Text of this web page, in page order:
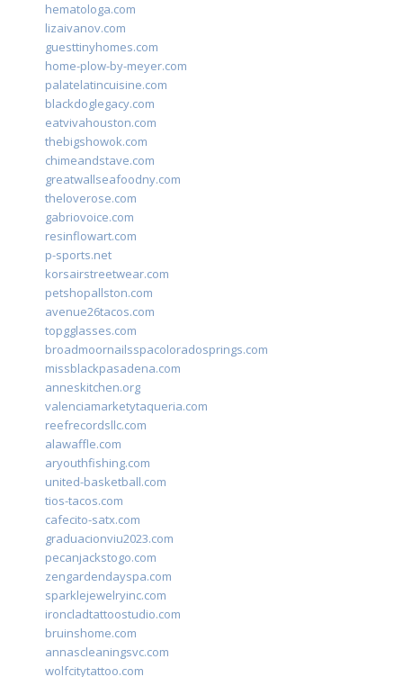
hematologa.com
lizaivanov.com
guesttinyhomes.com
home-plow-by-meyer.com
palatelatincuisine.com
blackdoglegacy.com
eatvivahouston.com
thebigshowok.com
chimeandstave.com
greatwallseafoodny.com
theloverose.com
gabriovoice.com
resinflowart.com
p-sports.net
korsairstreetwear.com
petshopallston.com
avenue26tacos.com
topgglasses.com
broadmoornailsspacoloradosprings.com
missblackpasadena.com
anneskitchen.org
valenciamarketytaqueria.com
reefrecordsllc.com
alawaffle.com
aryouthfishing.com
united-basketball.com
tios-tacos.com
cafecito-satx.com
graduacionviu2023.com
pecanjackstogo.com
zengardendayspa.com
sparklejewelryinc.com
ironcladtattoostudio.com
bruinshome.com
annascleaningsvc.com
wolfcitytattoo.com